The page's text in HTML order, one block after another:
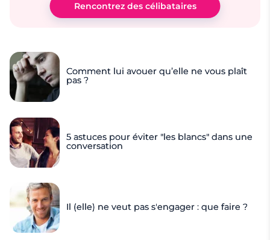
Rencontrez des célibataires
Comment lui avouer qu’elle ne vous plaît
pas ?
5 astuces pour éviter "les blancs" dans une
conversation
Il (elle) ne veut pas s'engager : que faire ?